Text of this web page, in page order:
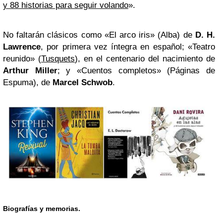
y 88 historias para seguir volando».
No faltarán clásicos como «El arco iris» (Alba) de D. H.
Lawrence, por primera vez íntegra en español; «Teatro
reunido» (Tusquets), en el centenario del nacimiento de
Arthur Miller; y «Cuentos completos» (Páginas de
Espuma), de Marcel Schwob.
Biografías y memorias.